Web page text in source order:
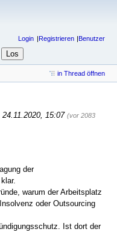
Login Registrieren Benutzer
in Thread öffnen
24.11.2020, 15:07 (vor 2083
der
warum der Arbeitsplatz
oder Outsourcing
Ist dort der